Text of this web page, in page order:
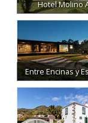
Hotel Molino
Entre Encinas y